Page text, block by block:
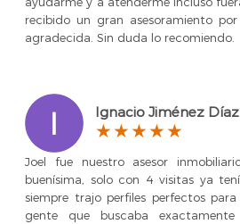
recibido un gran asesoramiento
agradecida. Sin duda lo recomiendo.
Ignacio Jiménez Díaz
Joel fue nuestro asesor
buenísima, solo con 4 visitas ya
siempre trajo perfiles perfectos
gente que buscaba